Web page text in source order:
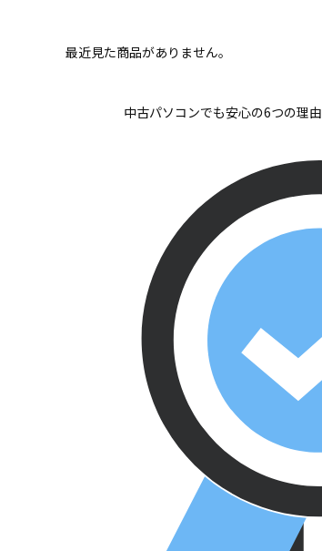
最近見た商品がありません。
中古パソコンでも安心の6つの理由